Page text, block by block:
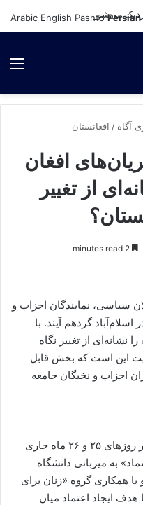
روسیه به دروازه‌های اسلوویانسک نزدیک می‌شود؛ نبرد سرنوشت‌ساز در شرق اوکراین در راه است
آگاه / افغانستان
افغان
از تغییر
سیاسی، نمایندگان احزاب و
گردهم آیند. با
نشانه‌ای از تغییر نگاه
این است که بخش قابل
احزاب و نخبگان جامعه
منابع آگاه اعلام کرده‌اند این نشست در روزهای ۲۵ و ۲۶ ماه جاری
به میزبانی دانشگاه
همکاری گروه «زنان برای
ایجاد اعتماد میان
Arabic English Pashto Persian